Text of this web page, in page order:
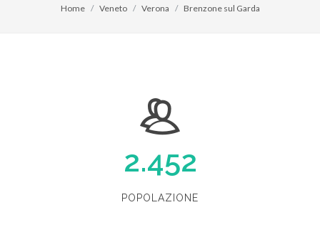
Home Veneto Verona Brenzone sul Garda
2.452
POPOLAZIONE